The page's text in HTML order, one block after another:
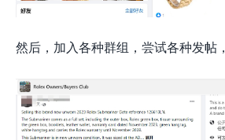
然后，加入各种群组，尝试各种发帖，